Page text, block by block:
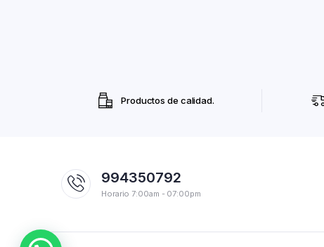
Productos de calidad.
994350792
Horario 7:00am - 07:00pm